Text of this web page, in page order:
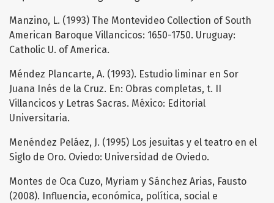
Manzino, L. (1993) The Montevideo Collection of South
American Baroque Villancicos: 1650-1750. Uruguay:
Catholic U. of America.
Méndez Plancarte, A. (1993). Estudio liminar en Sor
Juana Inés de la Cruz. En: Obras completas, t. II
Villancicos y Letras Sacras. México: Editorial
Universitaria.
Menéndez Peláez, J. (1995) Los jesuitas y el teatro en el
Siglo de Oro. Oviedo: Universidad de Oviedo.
Montes de Oca Cuzo, Myriam y Sánchez Arias, Fausto
(2008). Influencia, económica, política, social e